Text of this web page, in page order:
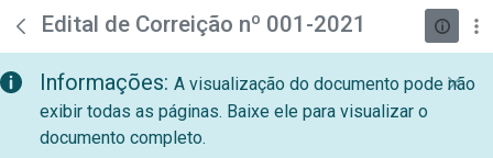
Pular para o Conteúdo principal
teste descricao
Edital de Correição nº 001-2021
Informações: A visualização do documento pode não
exibir todas as páginas. Baixe ele para visualizar o
documento completo.